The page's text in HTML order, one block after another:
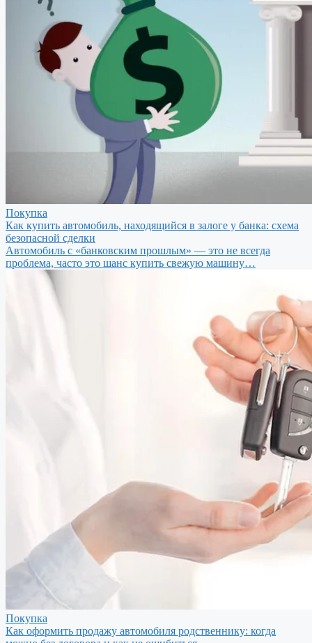
Покупка
Как купить автомобиль, находящийся в залоге у банка: схема
безопасной сделки
Автомобиль с «банковским прошлым» — это не всегда
проблема, часто это шанс купить свежую машину…
Покупка
Как оформить продажу автомобиля родственнику: когда